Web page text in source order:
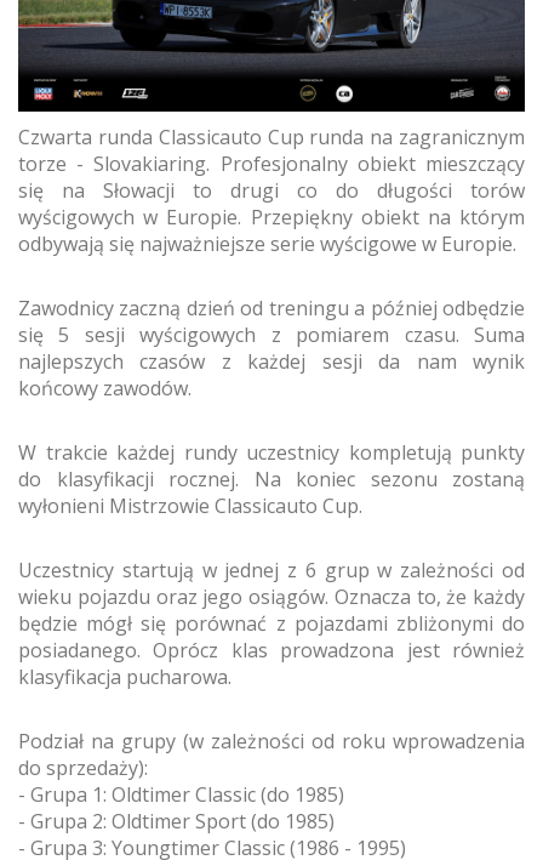
Czwarta runda Classicauto Cup runda na zagranicznym
torze - Slovakiaring. Profesjonalny obiekt mieszczący
się na Słowacji to drugi co do długości torów
wyścigowych w Europie. Przepiękny obiekt na którym
odbywają się najważniejsze serie wyścigowe w Europie.
Zawodnicy zaczną dzień od treningu a później odbędzie
się 5 sesji wyścigowych z pomiarem czasu. Suma
najlepszych czasów z każdej sesji da nam wynik
końcowy zawodów.
W trakcie każdej rundy uczestnicy kompletują punkty
do klasyfikacji rocznej. Na koniec sezonu zostaną
wyłonieni Mistrzowie Classicauto Cup.
Uczestnicy startują w jednej z 6 grup w zależności od
wieku pojazdu oraz jego osiągów. Oznacza to, że każdy
będzie mógł się porównać z pojazdami zbliżonymi do
posiadanego. Oprócz klas prowadzona jest również
klasyfikacja pucharowa.
Podział na grupy (w zależności od roku wprowadzenia
do sprzedaży):
- Grupa 1: Oldtimer Classic (do 1985)
- Grupa 2: Oldtimer Sport (do 1985)
- Grupa 3: Youngtimer Classic (1986 - 1995)